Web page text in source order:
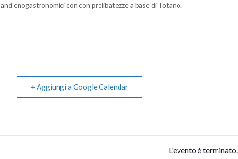
enogastronomici con con prelibatezze a base di Totano.
+ Aggiungi a Google Calendar
L'evento è terminato.